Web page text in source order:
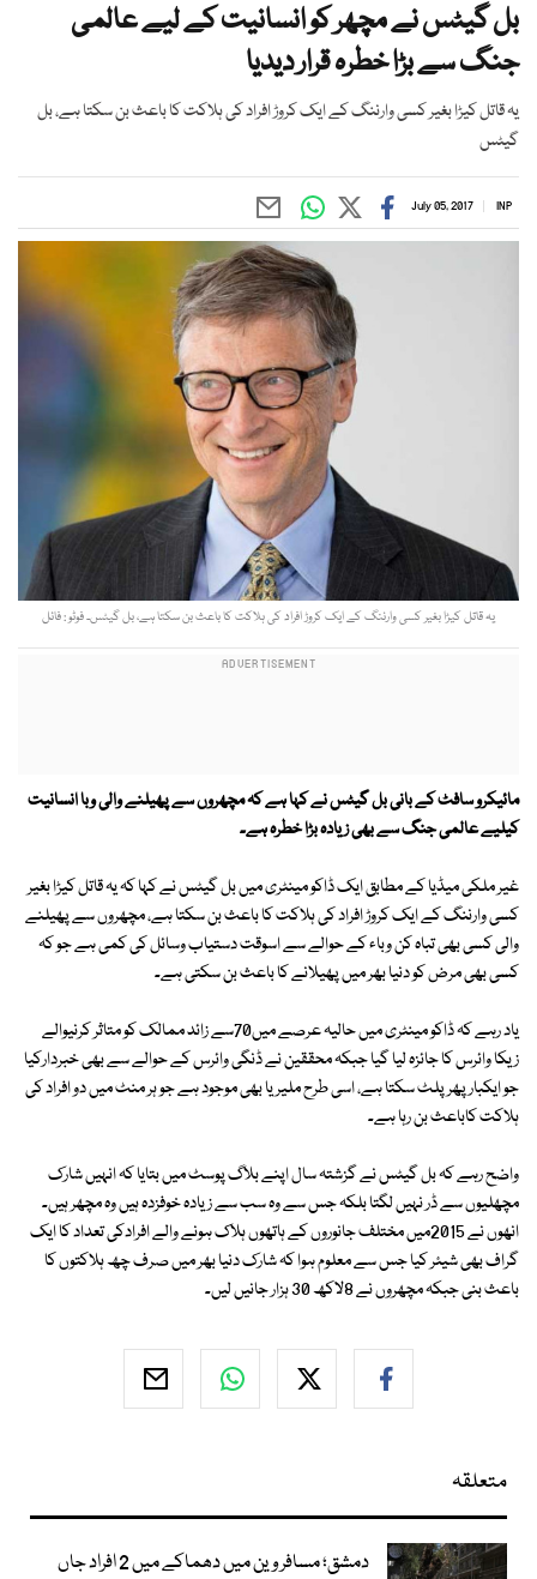
بل گیٹس نے مچھر کو انسانیت کے لیے عالمی
جنگ سے بڑا خطرہ قرار دیدیا
یہ قاتل کیڑا بغیر کسی وارننگ کے ایک کروڑ افراد کی ہلاکت کا باعث بن سکتا ہے، بل
گیٹس
INP
July 05, 2017
یہ قاتل کیڑا بغیر کسی وارننگ کے ایک کروڑ افراد کی ہلاکت کا باعث بن سکتا ہے، بل گیٹس۔ فوٹو : فائل
مائیکرو سافٹ کے بانی بل گیٹس نے کہا ہے کہ مچھروں سے پھیلنے والی وبا انسانیت
کیلیے عالمی جنگ سے بھی زیادہ بڑا خطرہ ہے۔
غیر ملکی میڈیا کے مطابق ایک ڈاکو مینٹری میں بل گیٹس نے کہا کہ یہ قاتل کیڑا بغیر
کسی وارننگ کے ایک کروڑ افراد کی ہلاکت کا باعث بن سکتا ہے، مچھروں سے پھیلنے
والی کسی بھی تباہ کن وباء کے حوالے سے اسوقت دستیاب وسائل کی کمی ہے جو کہ
کسی بھی مرض کو دنیا بھر میں پھیلانے کا باعث بن سکتی ہے۔
یاد رہے کہ ڈاکو مینٹری میں حالیہ عرصے میں70سے زائد ممالک کو متاثر کرنیوالے
زیکا وائرس کا جائزہ لیا گیا جبکہ محققین نے ڈنگی وائرس کے حوالے سے بھی خبردارکیا
جو ایکبار پھر پلٹ سکتا ہے، اسی طرح ملیریا بھی موجود ہے جو ہر منٹ میں دو افراد کی
ہلاکت کاباعث بن رہا ہے۔
واضح رہے کہ بل گیٹس نے گزشتہ سال اپنے بلاگ پوسٹ میں بتایا کہ انہیں شارک
مچھلیوں سے ڈر نہیں لگتا بلکہ جس سے وہ سب سے زیادہ خوفزدہ ہیں وہ مچھر ہیں۔
انھوں نے 2015میں مختلف جانوروں کے ہاتھوں ہلاک ہونے والے افرادکی تعداد کا ایک
گراف بھی شیئر کیا جس سے معلوم ہوا کہ شارک دنیا بھر میں صرف چھ ہلاکتوں کا
باعث بنی جبکہ مچھروں نے 8لاکھ 30 ہزار جانیں لیں۔
متعلقہ
دمشق؛ مسافر وین میں دھماکے میں 2 افراد جاں